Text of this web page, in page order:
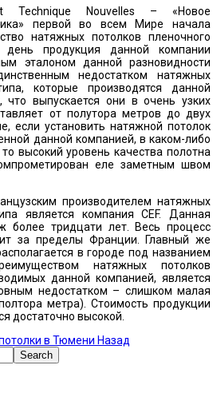
Technique Nouvelles – «Новое
первой во всем Мире начала
натяжных потолков пленочного
продукция данной компании
эталоном данной разновидности
недостатком натяжных
которые производятся данной
что выпускается они в очень узких
от полутора метров до двух
если установить натяжной потолок
данной компанией, в каком-либо
высокий уровень качества полотна
еле заметным швом
производителем натяжных
является компания CEF. Данная
более тридцати лет. Весь процесс
за пределы Франции. Главный же
в городе под названием
натяжных потолков
данной компанией, является
недостатком – слишком малая
метра). Стоимость продукции
достаточно высокой.
в Тюмени Назад
Search